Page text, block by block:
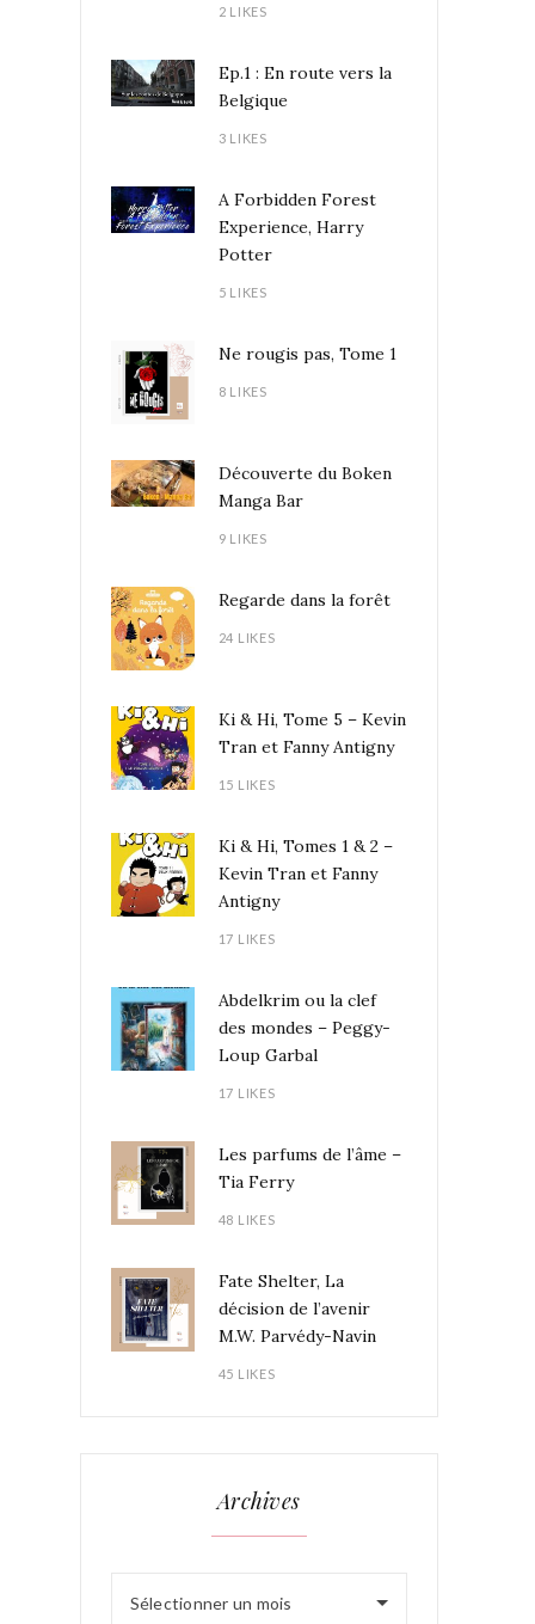
2 LIKES
Ep.1 : En route vers la
Belgique
3 LIKES
A Forbidden Forest
Experience, Harry
Potter
5 LIKES
Ne rougis pas, Tome 1
8 LIKES
Découverte du Boken
Manga Bar
9 LIKES
Regarde dans la forêt
24 LIKES
Ki & Hi, Tome 5 – Kevin
Tran et Fanny Antigny
15 LIKES
Ki & Hi, Tomes 1 & 2 –
Kevin Tran et Fanny
Antigny
17 LIKES
Abdelkrim ou la clef
des mondes – Peggy-
Loup Garbal
17 LIKES
Les parfums de l’âme –
Tia Ferry
48 LIKES
Fate Shelter, La
décision de l’avenir
M.W. Parvédy-Navin
45 LIKES
Archives
Sélectionner un mois